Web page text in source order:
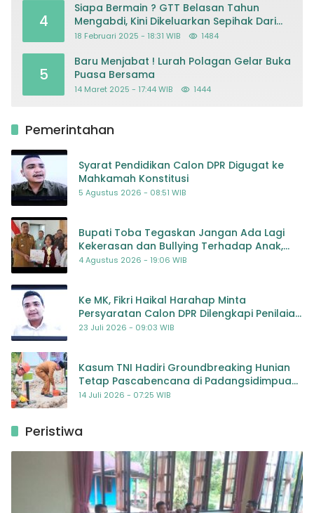
4
Siapa Bermain ? GTT Belasan Tahun
Mengabdi, Kini Dikeluarkan Sepihak Dari
Dapodik
18 Februari 2025 - 18:31 WIB 1484
5
Baru Menjabat ! Lurah Polagan Gelar Buka
Puasa Bersama
14 Maret 2025 - 17:44 WIB 1444
Pemerintahan
Syarat Pendidikan Calon DPR Digugat ke
Mahkamah Konstitusi
5 Agustus 2026 - 08:51 WIB
Bupati Toba Tegaskan Jangan Ada Lagi
Kekerasan dan Bullying Terhadap Anak,
Dorong Kolaborasi Seluruh Pihak
4 Agustus 2026 - 19:06 WIB
Ke MK, Fikri Haikal Harahap Minta
Persyaratan Calon DPR Dilengkapi Penilaian
Kompetensi
23 Juli 2026 - 09:03 WIB
Kasum TNI Hadiri Groundbreaking Hunian
Tetap Pascabencana di Padangsidimpuan,
Harapan Baru bagi Penyintas
14 Juli 2026 - 07:25 WIB
Peristiwa